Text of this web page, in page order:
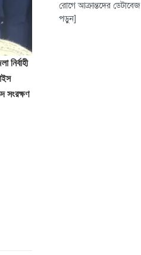
সংরক্ষণ
রোগে আক্রান্তদের ডেটাবেজ
পড়ুন]